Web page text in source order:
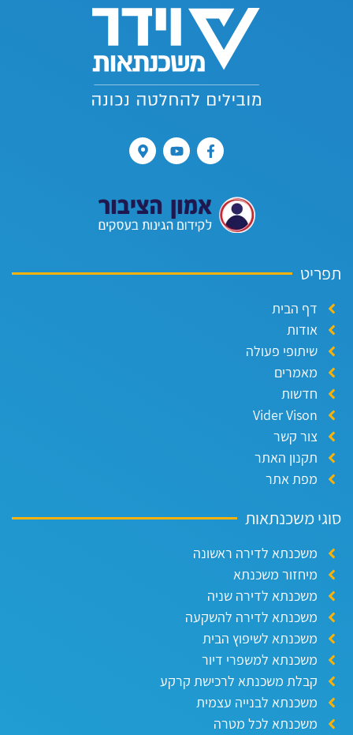
דף הבית
אודות
שיתופי פעולה
מאמרים
חדשות
Vider Vison
צור קשר
תקנון האתר
מפת אתר
משכנתאות
משכנתא לדירה ראשונה
מיחזור משכנתא
משכנתא לדירה שניה
משכנתא לדירה להשקעה
משכנתא לשיפוץ הבית
משכנתא למשפרי דיור
קבלת משכנתא לרכישת קרקע
משכנתא לבנייה עצמית
משכנתא לכל מטרה